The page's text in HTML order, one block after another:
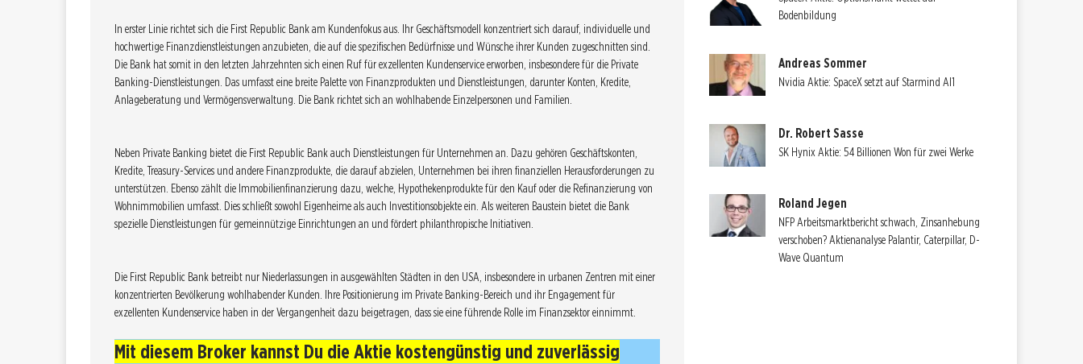
In erster Linie richtet sich die First Republic Bank am Kundenfokus aus. Ihr Geschäftsmodell konzentriert sich darauf, individuelle und
hochwertige Finanzdienstleistungen anzubieten, die auf die spezifischen Bedürfnisse und Wünsche ihrer Kunden zugeschnitten sind.
Die Bank hat somit in den letzten Jahrzehnten sich einen Ruf für exzellenten Kundenservice erworben, insbesondere für die Private
Banking-Dienstleistungen. Das umfasst eine breite Palette von Finanzprodukten und Dienstleistungen, darunter Konten, Kredite,
Anlageberatung und Vermögensverwaltung. Die Bank richtet sich an wohlhabende Einzelpersonen und Familien.
Neben Private Banking bietet die First Republic Bank auch Dienstleistungen für Unternehmen an. Dazu gehören Geschäftskonten,
Kredite, Treasury-Services und andere Finanzprodukte, die darauf abzielen, Unternehmen bei ihren finanziellen Herausforderungen zu
unterstützen. Ebenso zählt die Immobilienfinanzierung dazu, welche, Hypothekenprodukte für den Kauf oder die Refinanzierung von
Wohnimmobilien umfasst. Dies schließt sowohl Eigenheime als auch Investitionsobjekte ein. Als weiteren Baustein bietet die Bank
spezielle Dienstleistungen für gemeinnützige Einrichtungen an und fördert philanthropische Initiativen.
Die First Republic Bank betreibt nur Niederlassungen in ausgewählten Städten in den USA, insbesondere in urbanen Zentren mit einer
konzentrierten Bevölkerung wohlhabender Kunden. Ihre Positionierung im Private Banking-Bereich und ihr Engagement für
exzellenten Kundenservice haben in der Vergangenheit dazu beigetragen, dass sie eine führende Rolle im Finanzsektor einnimmt.
Mit diesem Broker kannst Du die Aktie kostengünstig und zuverlässig
Bodenbildung
Andreas Sommer
Nvidia Aktie: SpaceX setzt auf Starmind AI1
Dr. Robert Sasse
SK Hynix Aktie: 54 Billionen Won für zwei Werke
Roland Jegen
NFP Arbeitsmarktbericht schwach, Zinsanhebung
verschoben? Aktienanalyse Palantir, Caterpillar, D-
Wave Quantum